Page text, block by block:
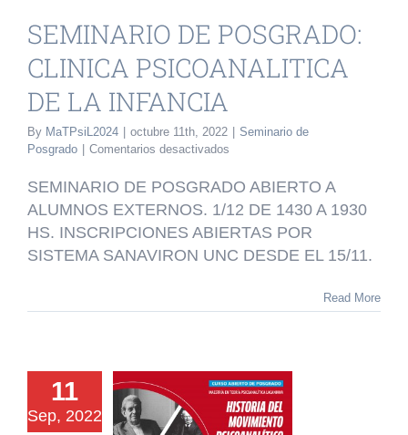
INFANCIA
de Posgrado
SEMINARIO DE POSGRADO:
CLINICA PSICOANALITICA
DE LA INFANCIA
By MaTPsiL2024 octubre 11th, 2022
Seminario de
Posgrado
Comentarios desactivados
DE
CLINICA
PSICOANALITICA
DE
SEMINARIO DE POSGRADO ABIERTO A
ALUMNOS EXTERNOS. 1/12 DE 1430 A 1930
HS. INSCRIPCIONES ABIERTAS POR
SISTEMA SANAVIRON UNC DESDE EL 15/11.
Read More
11
Sep, 2022
DE